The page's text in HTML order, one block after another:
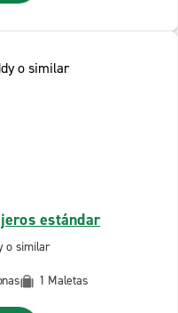
estándar
o similar
1 Maletas